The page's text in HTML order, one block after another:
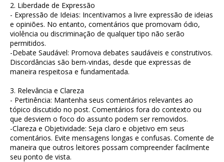
2. Liberdade de Expressão
- Expressão de Ideias: Incentivamos a livre expressão de ideias
e opiniões. No entanto, comentários que promovam ódio,
violência ou discriminação de qualquer tipo não serão
permitidos.
-Debate Saudável: Promova debates saudáveis e construtivos.
Discordâncias são bem-vindas, desde que expressas de
maneira respeitosa e fundamentada.
3. Relevância e Clareza
- Pertinência: Mantenha seus comentários relevantes ao
tópico discutido no post. Comentários fora do contexto ou
que desviem o foco do assunto podem ser removidos.
-Clareza e Objetividade: Seja claro e objetivo em seus
comentários. Evite mensagens longas e confusas. Comente de
maneira que outros leitores possam compreender facilmente
seu ponto de vista.